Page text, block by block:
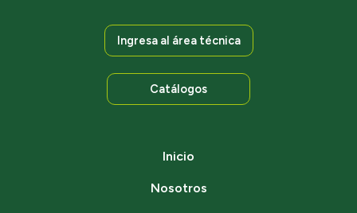
Ingresa al área técnica
Catálogos
Inicio
Nosotros